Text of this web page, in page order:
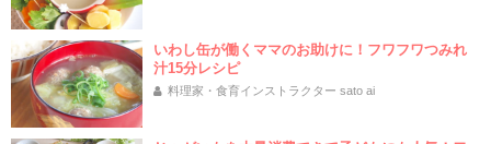
いわし缶が働くママのお助けに！フワフワつみれ
汁15分レシピ
料理家・食育インストラクター sato ai